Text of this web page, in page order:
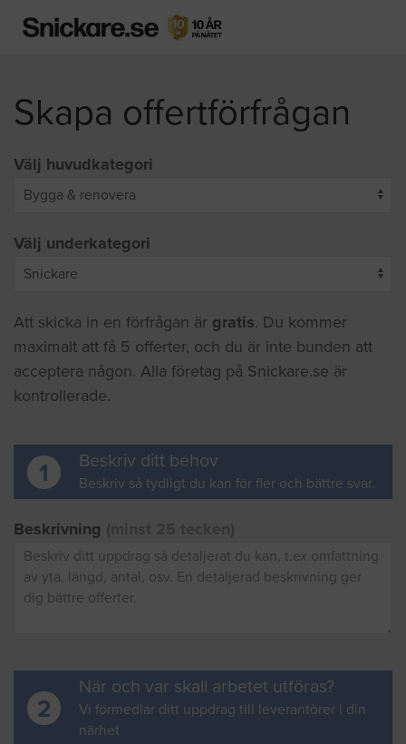
Skapa offertförfrågan
Välj huvudkategori
Välj underkategori
Att skicka in en förfrågan är gratis. Du kommer
maximalt att få 5 offerter, och du är inte bunden att
acceptera någon. Alla företag på Snickare.se är
kontrollerade.
1 Beskriv ditt behov
Beskriv så tydligt du kan för fler och bättre svar.
Beskrivning
2
När och var skall arbetet utföras?
Vi förmedlar ditt uppdrag till leverantörer i din
närhet